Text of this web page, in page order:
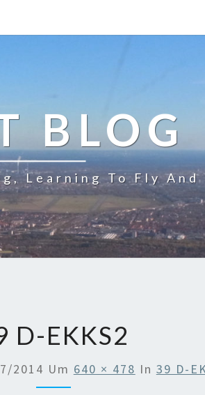
BLOG
Learning To Fly
D-EKKS2
2014 Um 640 × 478 In 39 D-